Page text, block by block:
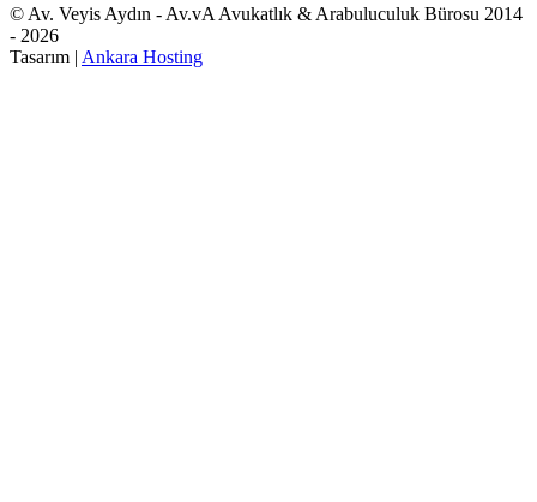
© Av. Veyis Aydın - Av.vA Avukatlık & Arabuluculuk Bürosu 2014
- 2026
Tasarım | Ankara Hosting